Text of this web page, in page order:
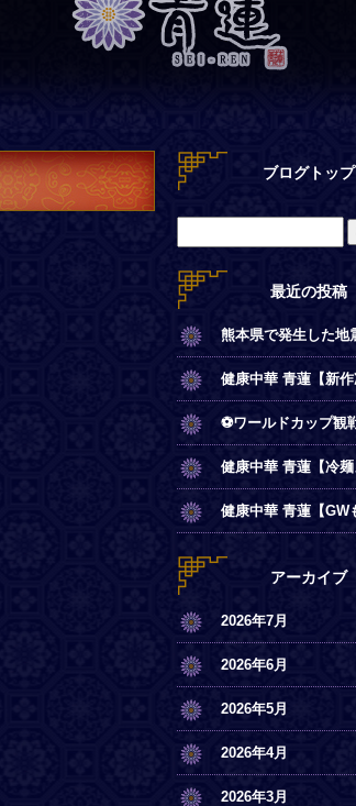
ブログトップ
最近の投稿
アーカイブ
2026年7月
2026年6月
2026年5月
2026年4月
2026年3月